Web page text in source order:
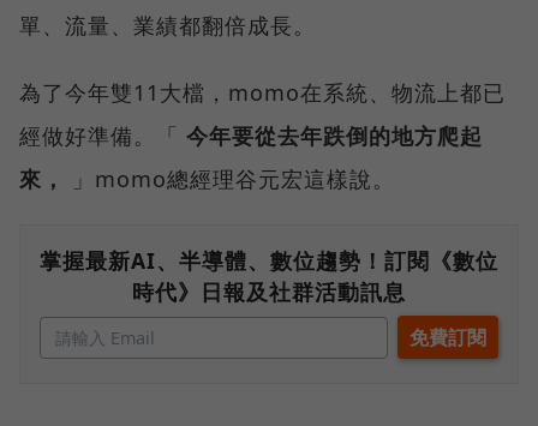
單、流量、業績都翻倍成長。
為了今年雙11大檔，momo在系統、物流上都已
經做好準備。「 今年要從去年跌倒的地方爬起
來，
」momo總經理谷元宏這樣說。
掌握最新AI、半導體、數位趨勢！訂閱《數位
時代》日報及社群活動訊息